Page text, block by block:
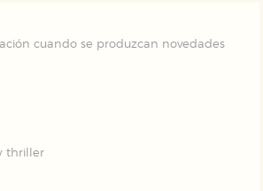
cuando se produzcan novedades
thriller